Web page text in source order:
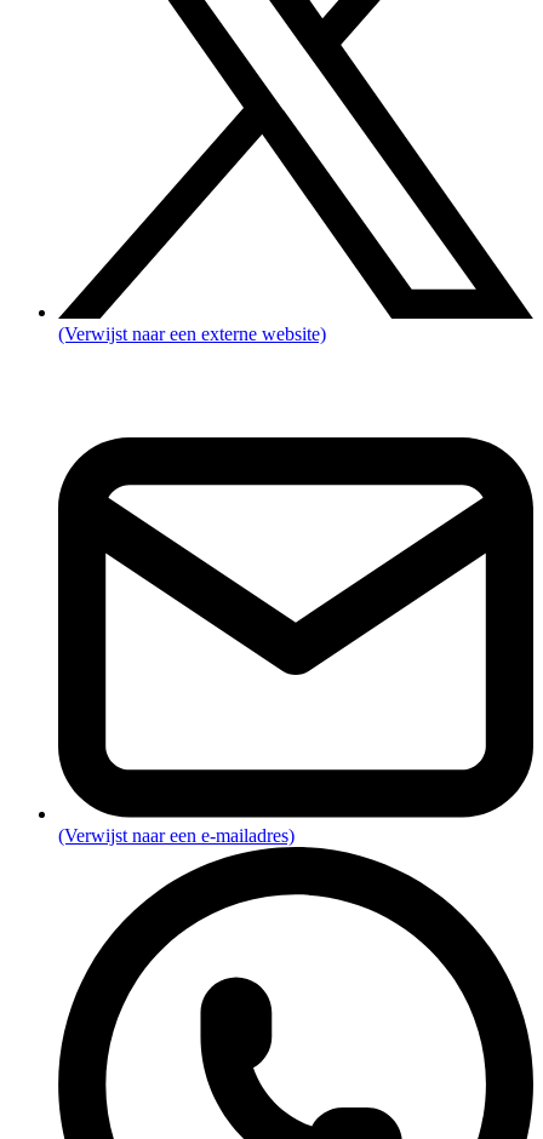
(Verwijst naar een externe website)
(Verwijst naar een e-mailadres)